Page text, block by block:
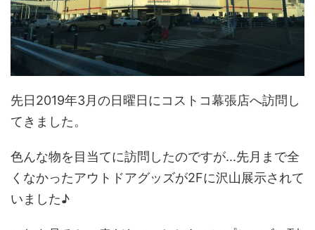
先日2019年3月の日曜日にコストコ幕張店へ訪問し
てきました。
色んな物を目当てに訪問したのですが...先月まで全
くなかったアウトドアグッズが2Fに沢山展示されて
いました♪